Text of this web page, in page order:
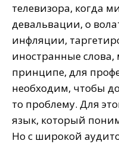
телевизора, когда
девальвации, о
инфляции,
иностранные
принципе, для
необходим, чтобы
то проблему. Для
язык, который
Но с широкой